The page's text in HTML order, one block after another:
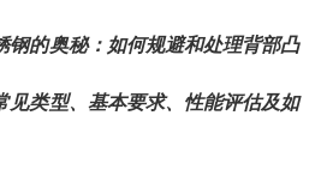
钢的奥秘：如何规避和处理背部凸
见类型、基本要求、性能评估及如